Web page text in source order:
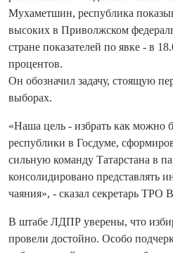
Мухаметшин, республика
высоких в Приволжском
стране показателей по явке - в
процентов.
Он обозначил задачу, стоящую
выборах.
«Наша цель - избрать как можно
республики в Госдуме,
сильную команду Татарстана в
консолидировано представлять
чаяния», - сказал секретарь
В штабе ЛДПР уверены, что
провели достойно. Особо